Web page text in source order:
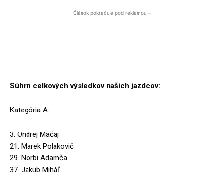
– Článok pokračuje pod reklamou –
Súhrn celkových výsledkov našich jazdcov:
Kategória A:
3. Ondrej Mačaj
21. Marek Polakovič
29. Norbi Adamča
37. Jakub Miháľ